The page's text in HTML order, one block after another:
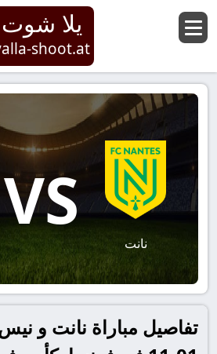
يلا شوت
shoot.at
نانت
VS